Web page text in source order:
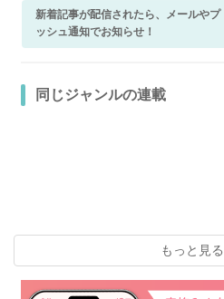
新着記事が配信されたら、メールやプ
ッシュ通知でお知らせ！
同じジャンルの連載
もっと見る